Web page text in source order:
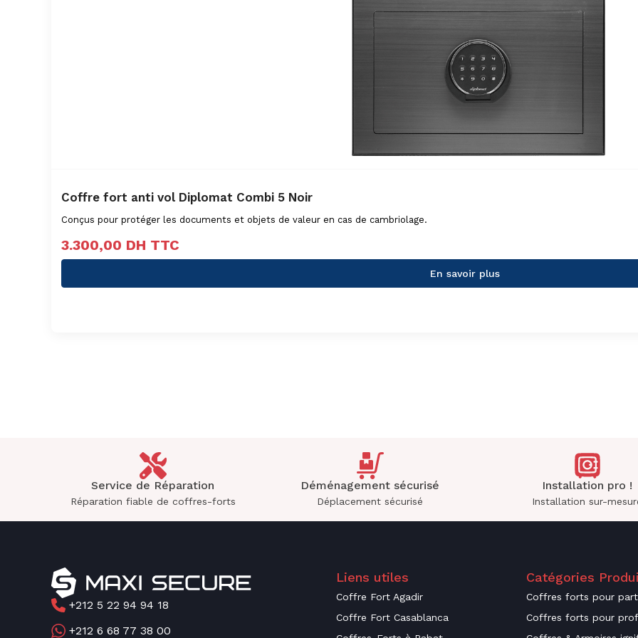
Coffre fort anti vol Diplomat Combi 5 Noir
Conçus pour protéger les documents et objets de valeur en cas de cambriolage.
3.300,00 DH TTC
En savoir plus
Service de Réparation
Réparation fiable de coffres-forts
Déménagement sécurisé
Déplacement sécurisé
Installation pro !
Installation sur-
+212 5 22 94 94 18
+212 6 68 77 38 00
Liens utiles
Coffre Fort Agadir
Coffre Fort Casablanca
Catégories
Coffres forts pour
Coffres forts pour